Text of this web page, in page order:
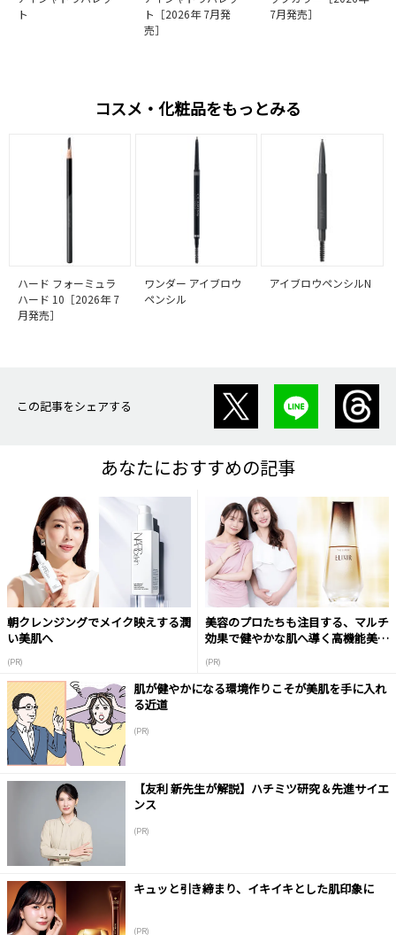
ト
ト［2026年 7月発
売］
7月発売］
コスメ・化粧品をもっとみる
ハード フォーミュラ
ハード 10［2026年 7
月発売］
ワンダー アイブロウ
ペンシル
アイブロウペンシルN
この記事をシェアする
あなたにおすすめの記事
朝クレンジングでメイク映えする潤
い美肌へ
(PR)
美容のプロたちも注目する、マルチ
効果で健やかな肌へ導く高機能美容
(PR)
肌が健やかになる環境作りこそが美肌を手に入れ
る近道
(PR)
【友利 新先生が解説】ハチミツ研究＆先進サイエ
ンス
(PR)
キュッと引き締まり、イキイキとした肌印象に
(PR)